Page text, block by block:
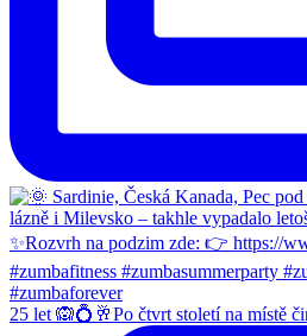
25 let 🙉💍🥂Po čtvrt století na místě